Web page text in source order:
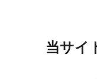
当サイ